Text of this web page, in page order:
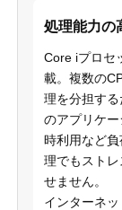
処理能力の
Core iプロセ
載。複数の
理を分担す
のアプリケ
時利用など
理でもストレ
せません。
インターネ